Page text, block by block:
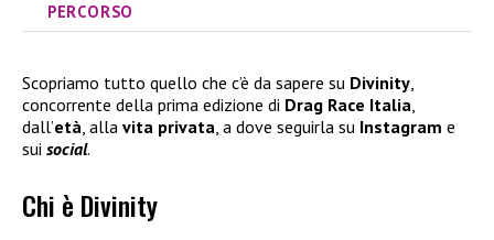
PERCORSO
Scopriamo tutto quello che c’è da sapere su Divinity,
concorrente della prima edizione di Drag Race Italia,
dall’età, alla vita privata, a dove seguirla su Instagram e
sui social.
Chi è Divinity